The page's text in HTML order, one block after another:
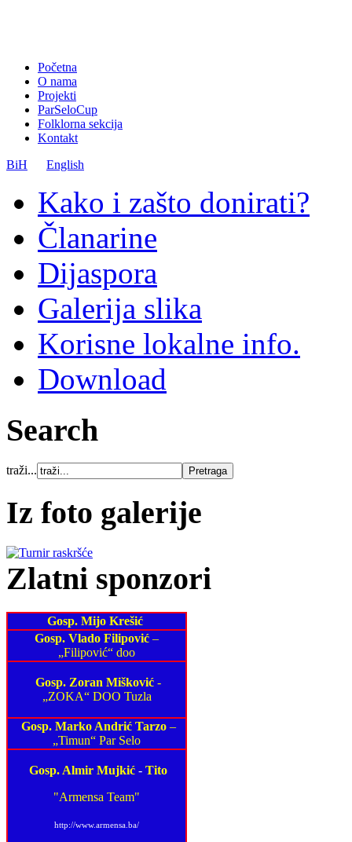
Početna
O nama
Projekti
ParSeloCup
Folklorna sekcija
Kontakt
BiH
English
Kako i zašto donirati?
Članarine
Dijaspora
Galerija slika
Korisne lokalne info.
Download
Search
traži...
Iz foto galerije
Zlatni sponzori
Gosp. Mijo Krešić
Gosp. Vlado Filipović –
„Filipović“ doo
Gosp. Zoran Mišković -
„ZOKA“ DOO Tuzla
Gosp. Marko Andrić Tarzo–
„Timun“ Par Selo
Gosp. Almir Mujkić - Tito
"Armensa Team"
http://www.armensa.ba/